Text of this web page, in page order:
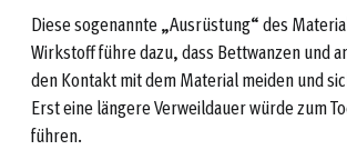
Diese sogenannte „Ausrüstung“ des
Wirkstoff führe dazu, dass Bettwanzen und
den Kontakt mit dem Material meiden und
Erst eine längere Verweildauer würde zum
führen.